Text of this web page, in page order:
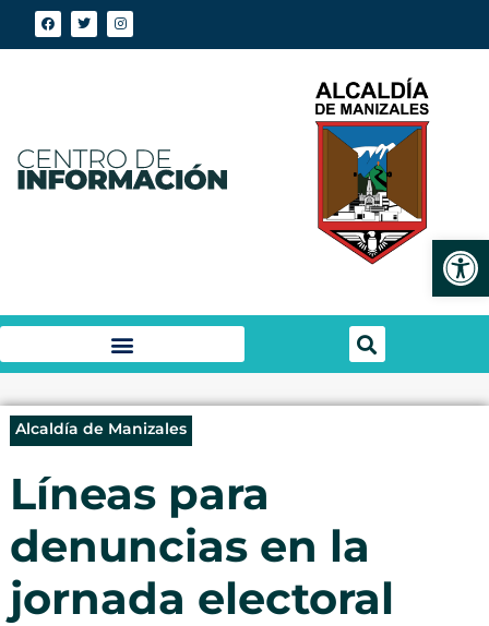
Alcaldía de Manizales
Líneas para
denuncias en la
jornada electoral